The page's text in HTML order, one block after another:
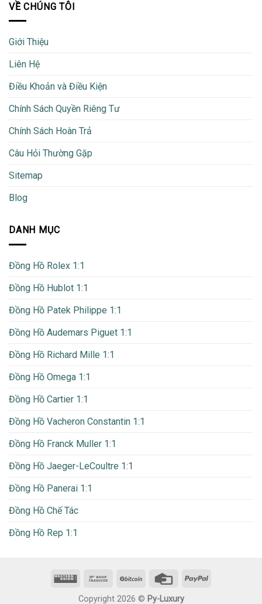
VỀ CHÚNG TÔI
Giới Thiệu
Liên Hệ
Điều Khoản và Điều Kiện
Chính Sách Quyền Riêng Tư
Chính Sách Hoàn Trả
Câu Hỏi Thường Gặp
Sitemap
Blog
DANH MỤC
Đồng Hồ Rolex 1:1
Đồng Hồ Hublot 1:1
Đồng Hồ Patek Philippe 1:1
Đồng Hồ Audemars Piguet 1:1
Đồng Hồ Richard Mille 1:1
Đồng Hồ Omega 1:1
Đồng Hồ Cartier 1:1
Đồng Hồ Vacheron Constantin 1:1
Đồng Hồ Franck Muller 1:1
Đồng Hồ Jaeger-LeCoultre 1:1
Đồng Hồ Panerai 1:1
Đồng Hồ Chế Tác
Đồng Hồ Rep 1:1
Copyright 2026 © Py-Luxury